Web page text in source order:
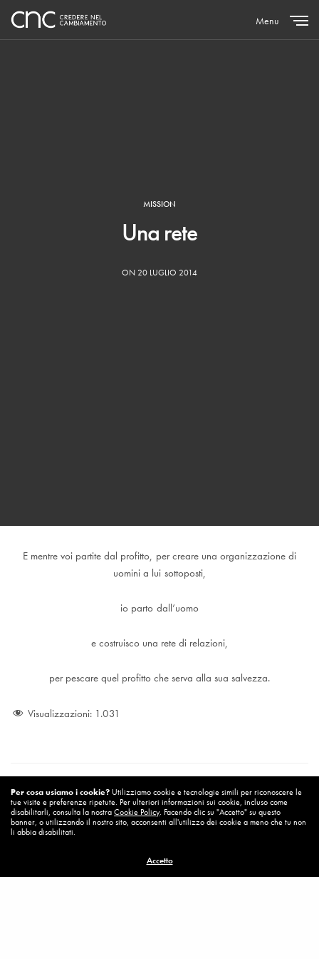
Menu
MISSION
Una rete
ON 20 LUGLIO 2014
E mentre voi partite dal profitto, per creare una organizzazione di
uomini a lui sottoposti,
io parto dall’uomo
e costruisco una rete di relazioni,
per pescare quel profitto che serva alla sua salvezza.
Visualizzazioni: 1.031
Per cosa usiamo i cookie? Utilizziamo cookie e tecnologie simili per riconoscere le
tue visite e preferenze ripetute. Per ulteriori informazioni sui cookie, incluso come
disabilitarli, consulta la nostraCookie Policy. Facendo clic su "Accetto" su questo
banner, o utilizzando il nostro sito, acconsenti all'utilizzo dei cookie a meno che tu non
li abbia disabilitati.
Accetto